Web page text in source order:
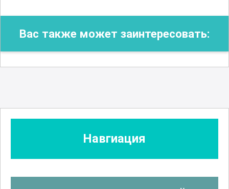
Стоматология
Стоматология профилактическая
Судебно-медицинская экспертиза
Вас также может заинтересовать:
Навгиация